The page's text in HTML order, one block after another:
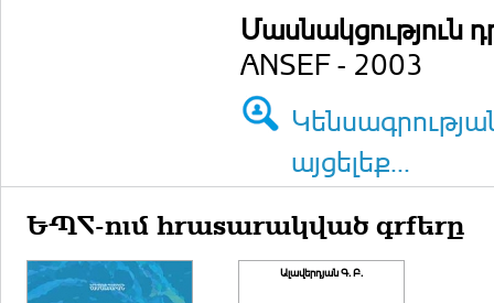
Մասնակցություն
ANSEF - 2003
այցելեք...
ԵՊՀ-ում հրատարակված գրքերը
Ալավերդյան Գ. Բ.